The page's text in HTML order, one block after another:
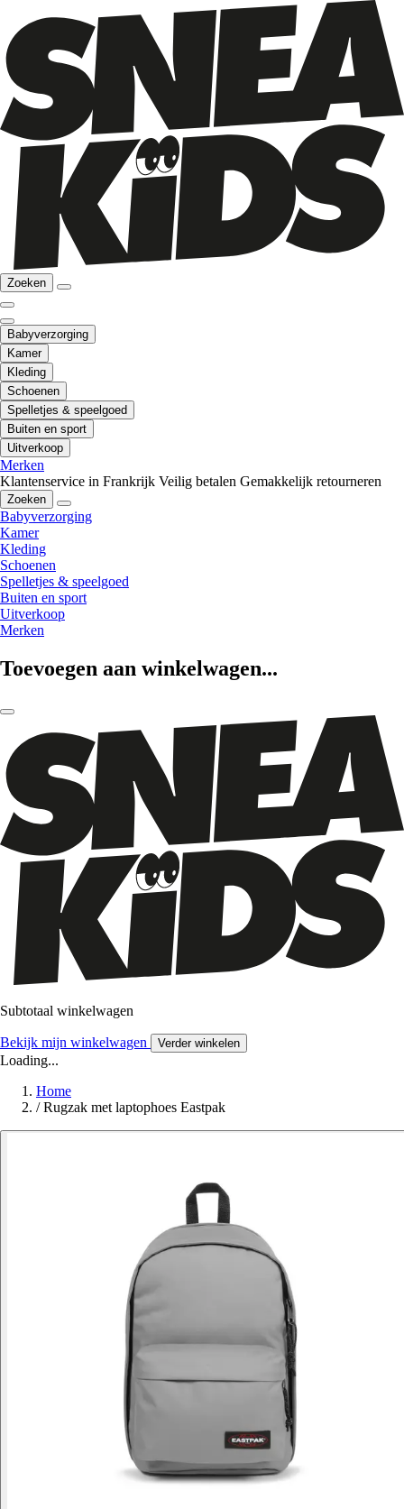
Zoeken
Babyverzorging
Kamer
Kleding
Schoenen
Spelletjes & speelgoed
Buiten en sport
Uitverkoop
Merken
Klantenservice in Frankrijk Veilig betalen Gemakkelijk retourneren
Zoeken
Babyverzorging
Kamer
Kleding
Schoenen
Spelletjes & speelgoed
Buiten en sport
Uitverkoop
Merken
Toevoegen aan winkelwagen...
Subtotaal winkelwagen
Bekijk mijn winkelwagen Verder winkelen
Loading...
Home
/ Rugzak met laptophoes Eastpak